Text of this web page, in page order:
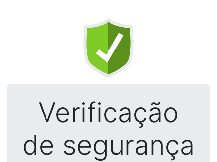
Verificação
de segurança